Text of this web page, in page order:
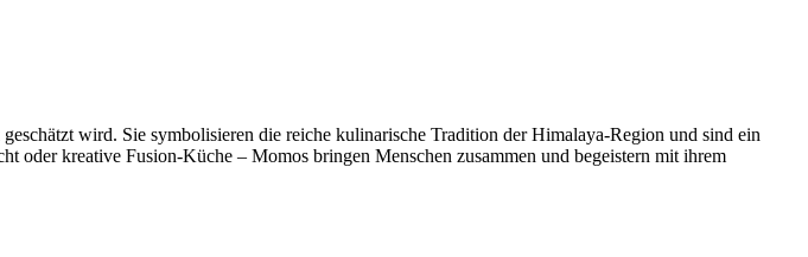
wird. Sie symbolisieren die reiche kulinarische Tradition der Himalaya-Region und sind ein
oder kreative Fusion-Küche – Momos bringen Menschen zusammen und begeistern mit ihrem